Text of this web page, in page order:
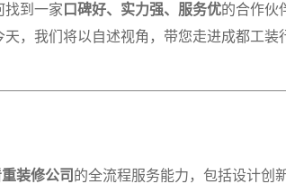
找到一家 口碑好、实力强、服务优的合作伙
天，我们将以自述视角，带您走进成都工装
装修公司 的全流程服务能力，包括设计创